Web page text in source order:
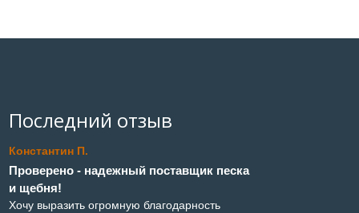
Последний отзыв
Константин П.
Проверено - надежный поставщик песка
и щебня!
Хочу выразить огромную благодарность